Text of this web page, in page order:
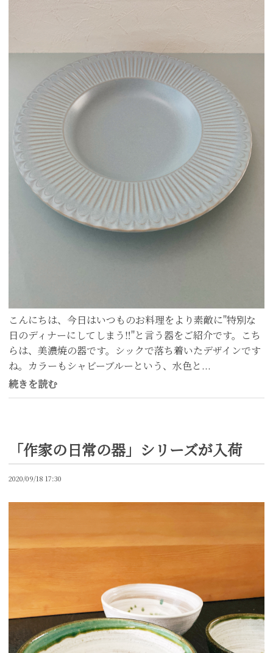
こんにちは、今日はいつものお料理をより素敵に"特別な
日のディナーにしてしまう‼︎"と言う器をご紹介です。こち
らは、美濃焼の器です。シックで落ち着いたデザインです
ね。カラーもシャビーブルーという、水色と...
続きを読む
「作家の日常の器」シリーズが入荷
2020/09/18 17:30